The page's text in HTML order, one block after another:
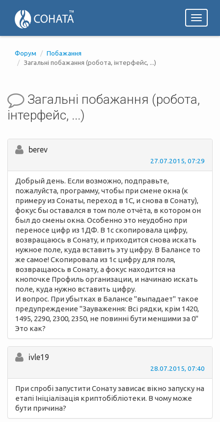
Toggle
Форум
Побажання
Загальні побажання (робота, інтерфейс, ...)
Загальні побажання (робота,
інтерфейс, ...)
berev
27.07.2015, 07:29
Добрый день. Если возможно, подправьте,
пожалуйста, программу, чтобы при смене окна (к
примеру из Сонаты, переход в 1С, и снова в Сонату),
фокус бы оставался в том поле отчёта, в котором он
был до смены окна. Особенно это неудобно при
переносе цифр из 1ДФ. В 1с скопировала цифру,
возвращаюсь в Сонату, и приходится снова искать
нужное поле, куда вставить эту цифру. В Балансе то
же самое! Скопировала из 1с цифру для поля,
возвращаюсь в Сонату, а фокус находится на
кнопочке Профиль организации, и начинаю искать
поле, куда нужно вставить цифру.
И вопрос. При убытках в Балансе "выпадает" такое
предупреждение "Зауваження: Всі рядки, крім 1420,
1495, 2290, 2300, 2350, не повинні бути меншими за 0"
Это как?
ivle19
28.07.2015, 07:40
При спробі запустити Сонату зависає вікно запуску на
етапі Ініціалізація криптобібліотеки. В чому може
бути причина?